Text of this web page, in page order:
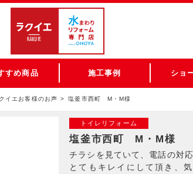
すめ商品 施工事例 ショ
イエお客様のお声 塩釜市西町 M・M様
トイレリフォーム
塩釜市西町 M・M様
チラシを見ていて、電話の対
とてもキレイにして頂き、